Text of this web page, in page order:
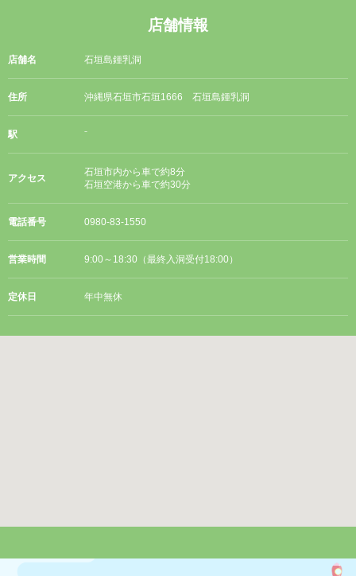
店舗情報
店舗名 石垣島鍾乳洞
住所 沖縄県石垣市石垣1666 石垣島鍾乳洞
駅 ⁻
アクセス
石垣市内から車で約8分
石垣空港から車で約30分
電話番号 0980-83-1550
営業時間 9:00～18:30（最終入洞受付18:00）
定休日 年中無休